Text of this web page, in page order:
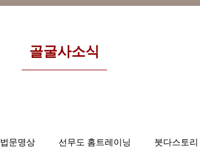
​골굴사소식
법문명상 선무도 홈트레이닝 붓다스토리